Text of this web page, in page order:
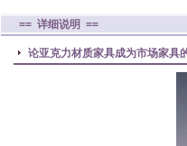
== 详细说明 ==
论亚克力材质家具成为市场家具